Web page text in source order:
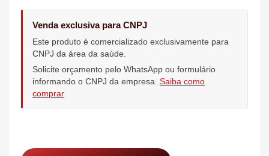
Venda exclusiva para CNPJ
Este produto é comercializado exclusivamente para
CNPJ da área da saúde.
Solicite orçamento pelo WhatsApp ou formulário
informando o CNPJ da empresa. Saiba como
comprar